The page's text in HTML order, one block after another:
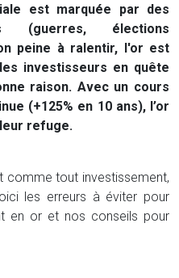
est marquée par des
(guerres, élections
peine à ralentir, l'or est
investisseurs en quête
raison. Avec un cours
(+125% en 10 ans), l’or
refuge.
comme tout investissement,
les erreurs à éviter pour
en or et nos conseils pour